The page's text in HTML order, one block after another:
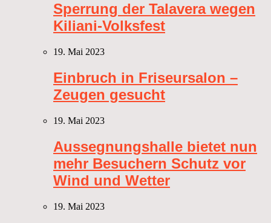
Sperrung der Talavera wegen
Kiliani-Volksfest
19. Mai 2023
Einbruch in Friseursalon –
Zeugen gesucht
19. Mai 2023
Aussegnungshalle bietet nun
mehr Besuchern Schutz vor
Wind und Wetter
19. Mai 2023